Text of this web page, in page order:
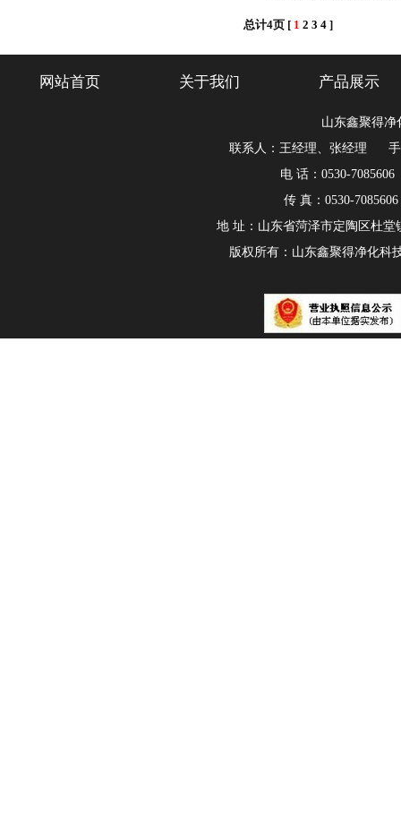
总计4页 [ 1 2 3 4 ]
网站首页 关于我们 产品展示
山东鑫聚得净
联系人：王经理、张经理 手
电 话：0530-
传 真：0530-
地 址：山东省菏泽市定陶区杜堂
版权所有：山东鑫聚得净化科